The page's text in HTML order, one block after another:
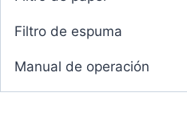
Filtro de espuma
Manual de operación